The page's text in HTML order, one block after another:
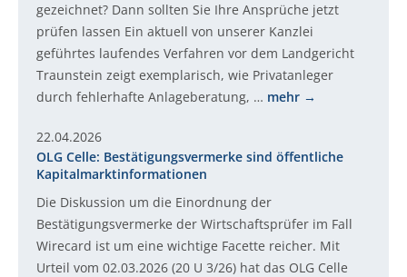
gezeichnet? Dann sollten Sie Ihre Ansprüche jetzt
prüfen lassen Ein aktuell von unserer Kanzlei
geführtes laufendes Verfahren vor dem Landgericht
Traunstein zeigt exemplarisch, wie Privatanleger
durch fehlerhafte Anlageberatung, … mehr
22.04.2026
OLG Celle: Bestätigungsvermerke sind öffentliche
Kapitalmarktinformationen
Die Diskussion um die Einordnung der
Bestätigungsvermerke der Wirtschaftsprüfer im Fall
Wirecard ist um eine wichtige Facette reicher. Mit
Urteil vom 02.03.2026 (20 U 3/26) hat das OLG Celle